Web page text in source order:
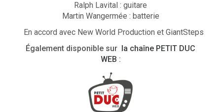
Ralph Lavital : guitare
Martin Wangermée : batterie
En accord avec New World Production et GiantSteps
Également disponible sur la chaîne PETIT DUC
WEB :